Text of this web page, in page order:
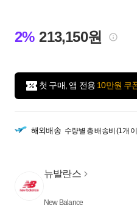
2% 213,150원
첫 구매, 앱 전용 10만원 쿠
해외배송 수량별 총 배송비 (1개
뉴발란스
New Balance